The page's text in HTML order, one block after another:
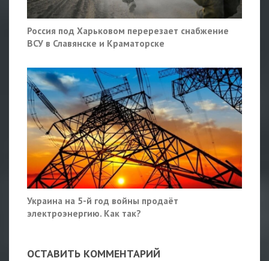
Россия под Харьковом перерезает снабжение
ВСУ в Славянске и Краматорске
Украина на 5-й год войны продаёт
электроэнергию. Как так?
ОСТАВИТЬ КОММЕНТАРИЙ